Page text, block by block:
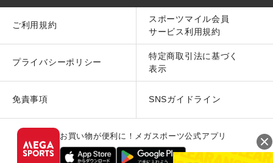
ご利用規約
スポーツマイル会員
サービス利用規約
プライバシーポリシー
特定商取引法に基づく
表示
免責事項 SNSガイドライン
お買い物が便利に！メガスポーツ公式アプリ